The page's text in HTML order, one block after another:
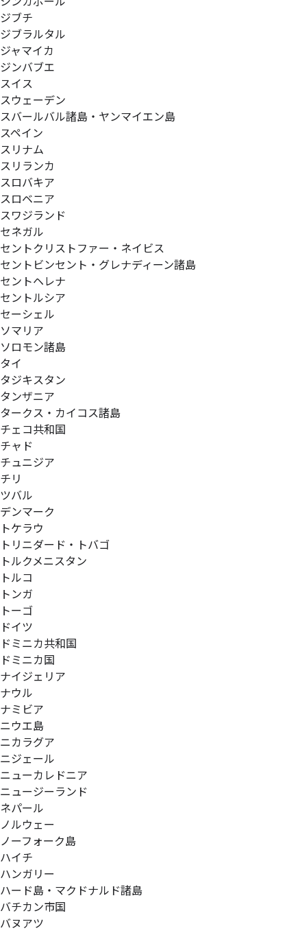
ジブチ
ジブラルタル
ジャマイカ
ジンバブエ
スイス
スウェーデン
スバールバル諸島・ヤンマイエン島
スペイン
スリナム
スリランカ
スロバキア
スロベニア
スワジランド
セネガル
セントクリストファー・ネイビス
セントビンセント・グレナディーン諸島
セントヘレナ
セントルシア
セーシェル
ソマリア
ソロモン諸島
タイ
タジキスタン
タンザニア
タークス・カイコス諸島
チェコ共和国
チャド
チュニジア
チリ
ツバル
デンマーク
トケラウ
トリニダード・トバゴ
トルクメニスタン
トルコ
トンガ
トーゴ
ドイツ
ドミニカ共和国
ドミニカ国
ナイジェリア
ナウル
ナミビア
ニウエ島
ニカラグア
ニジェール
ニューカレドニア
ニュージーランド
ネパール
ノルウェー
ノーフォーク島
ハイチ
ハンガリー
ハード島・マクドナルド諸島
バチカン市国
バヌアツ